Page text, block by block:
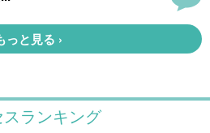
スランキング